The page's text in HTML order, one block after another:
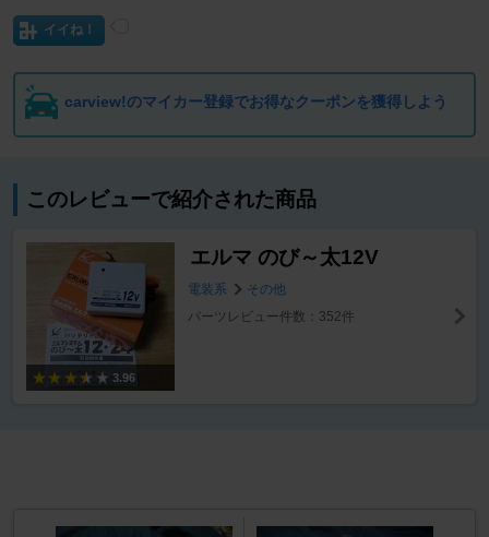
イイね！
carview!のマイカー登録でお得なクーポンを獲得しよう
このレビューで紹介された商品
3.96
エルマ のび～太12V
電装系
その他
パーツレビュー件数：352件